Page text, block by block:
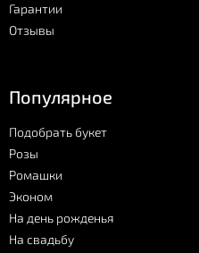
Гарантии
Отзывы
Популярное
Подобрать букет
Розы
Ромашки
Эконом
На день рожденья
На свадьбу